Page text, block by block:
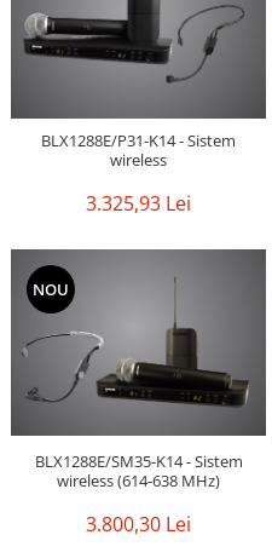
BLX1288E/P31-K14 - Sistem
wireless
3.325,93 Lei
NOU
BLX1288E/SM35-K14 - Sistem
wireless (614-638 MHz)
3.800,30 Lei